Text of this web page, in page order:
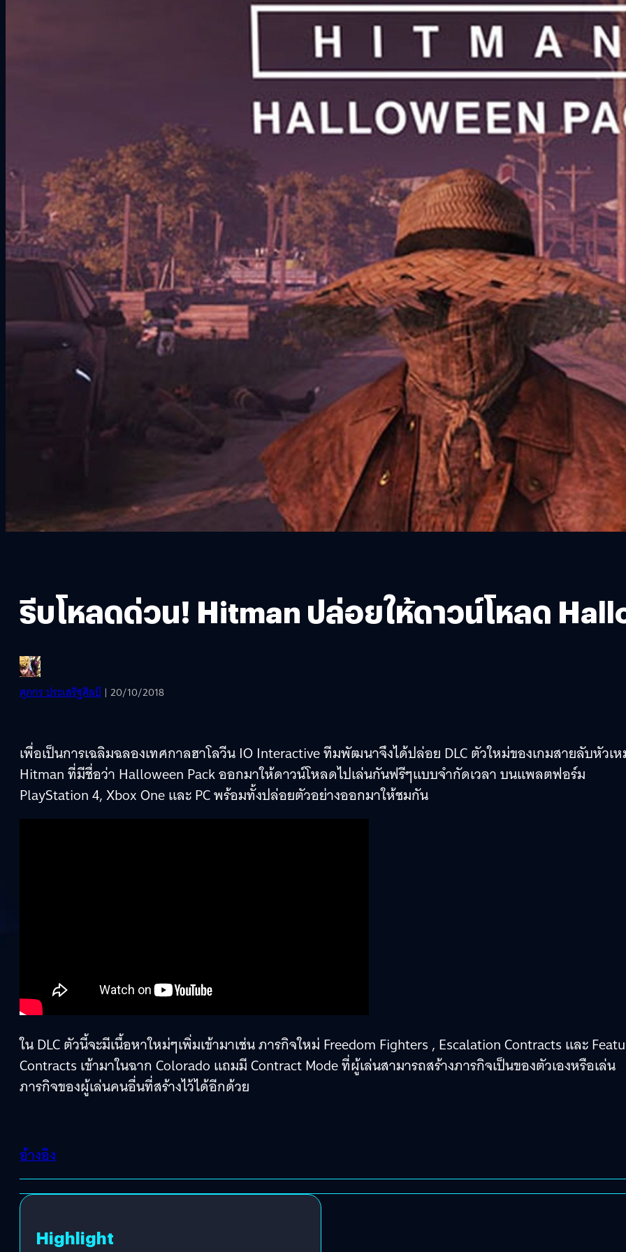
รีบโหลดด่วน! Hitman ปล่อยให้ดาวน์โหลด
ศุภกร ประเสริฐศิลป์ | 20/10/2018
เพื่อเป็นการเฉลิมฉลองเทศกาลฮาโลวีน IO Interactive ทีมพัฒนาจึงได้ปล่อย DLC ตัวใหม่ของเกมสายลับหัวเ
Hitman ที่มีชื่อว่า Halloween Pack ออกมาให้ดาวน์โหลดไปเล่นกันฟรีๆแบบจำกัดเวลา บนแพลตฟอร์ม
PlayStation 4, Xbox One และ PC พร้อมทั้งปล่อยตัวอย่างออกมาให้ชมกัน
ใน DLC ตัวนี้จะมีเนื้อหาใหม่ๆเพิ่มเข้ามาเช่น ภารกิจใหม่ Freedom Fighters , Escalation Contracts และ
Contracts เข้ามาในฉาก Colorado แถมมี Contract Mode ที่ผู้เล่นสามารถสร้างภารกิจเป็นของตัวเองหรือเล่น
ภารกิจของผู้เล่นคนอื่นที่สร้างไว้ได้อีกด้วย
อ้างอิง
Highlight